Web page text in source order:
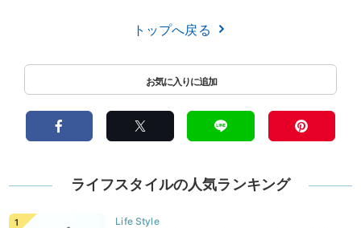
トップへ戻る
ライフスタイルの人気ランキング